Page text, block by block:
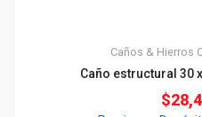
Caños & Hierros
Caño estructural 30
$